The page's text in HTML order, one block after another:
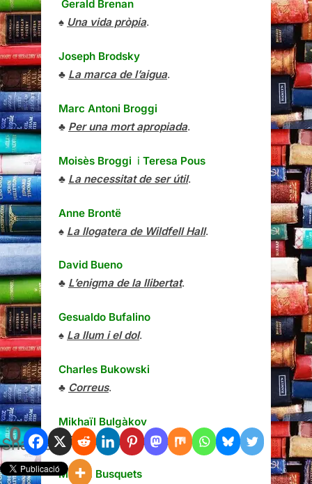
0
Shares
Gerald Brenan
♠ Una vida pròpia.
Joseph Brodsky
♣ La marca de l’aigua.
Marc Antoni Broggi
♣ Per una mort apropiada.
Moisès Broggi i Teresa Pous
♣ La necessitat de ser útil.
Anne Brontë
♠ La llogatera de Wildfell Hall.
David Bueno
♣ L’enigma de la llibertat.
Gesualdo Bufalino
♠ La llum i el dol.
Charles Bukowski
♣ Correus.
Mikhaïl Bulgàkov
♠ El Maestro y Margarita.
Milena Busquets